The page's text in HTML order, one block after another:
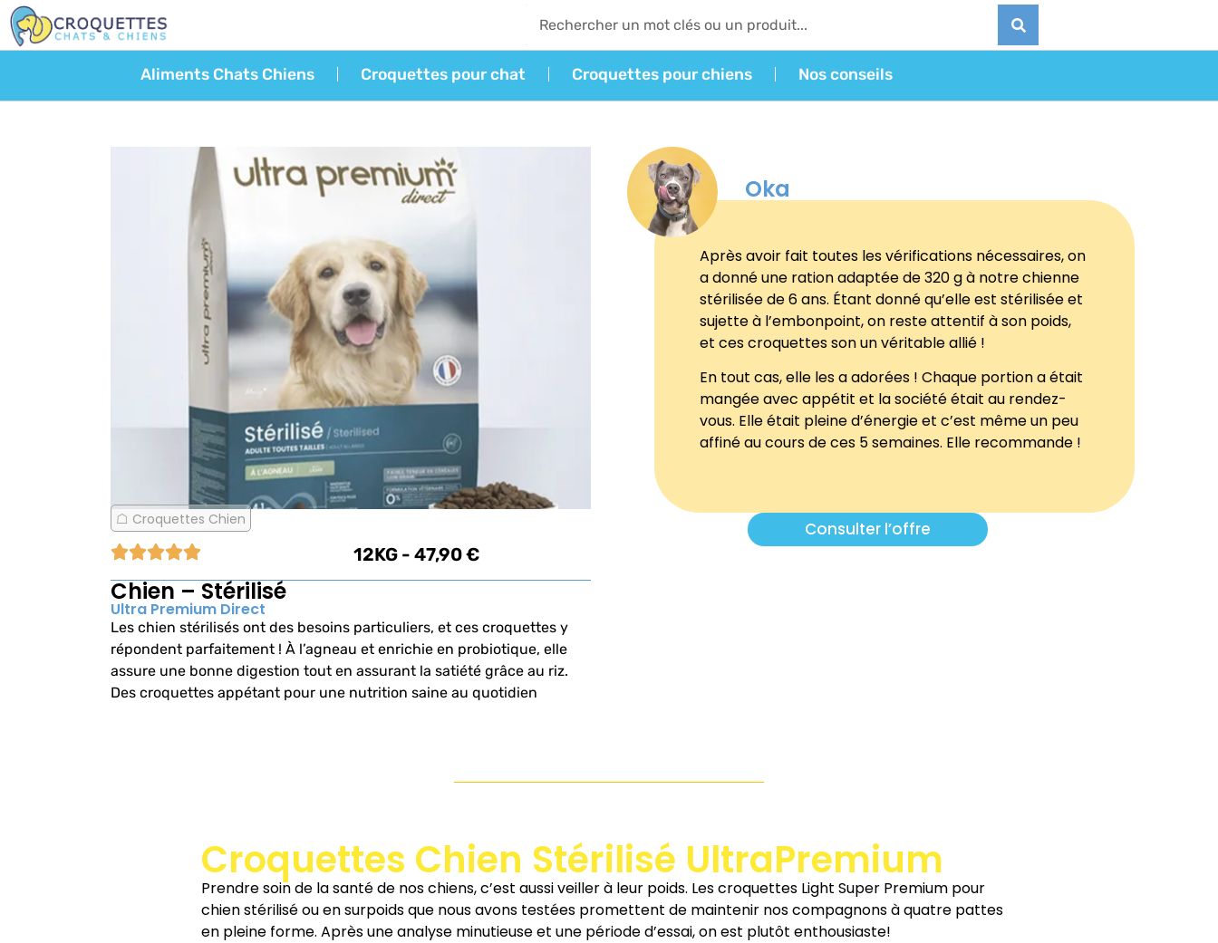
Aliments Chats Chiens Croquettes pour chat Croquettes pour chiens Nos conseils
Croquettes Chien
12KG - 47,90 €
Chien – Stérilisé
Ultra Premium Direct
Les chien stérilisés ont des besoins particuliers, et ces croquettes y
répondent parfaitement ! À l’agneau et enrichie en probiotique, elle
assure une bonne digestion tout en assurant la satiété grâce au riz.
Des croquettes appétant pour une nutrition saine au quotidien
Oka
Après avoir fait toutes les vérifications nécessaires, on
a donné une ration adaptée de 320 g à notre chienne
stérilisée de 6 ans. Étant donné qu’elle est stérilisée et
sujette à l’embonpoint, on reste attentif à son poids,
et ces croquettes son un véritable allié !
En tout cas, elle les a adorées ! Chaque portion a était
mangée avec appétit et la société était au rendez-
vous. Elle était pleine d’énergie et c’est même un peu
affiné au cours de ces 5 semaines. Elle recommande !
Consulter l’offre
Croquettes Chien Stérilisé UltraPremium
Prendre soin de la santé de nos chiens, c’est aussi veiller à leur poids. Les croquettes Light Super Premium pour
chien stérilisé ou en surpoids que nous avons testées promettent de maintenir nos compagnons à quatre pattes
en pleine forme. Après une analyse minutieuse et une période d’essai, on est plutôt enthousiaste!